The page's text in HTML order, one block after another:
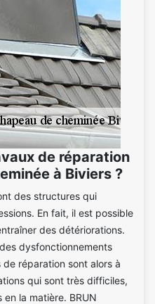
de réparation
à Biviers ?
des structures qui
En fait, il est possible
des détériorations.
dysfonctionnements
réparation sont alors à
qui sont très difficiles,
la matière. BRUN